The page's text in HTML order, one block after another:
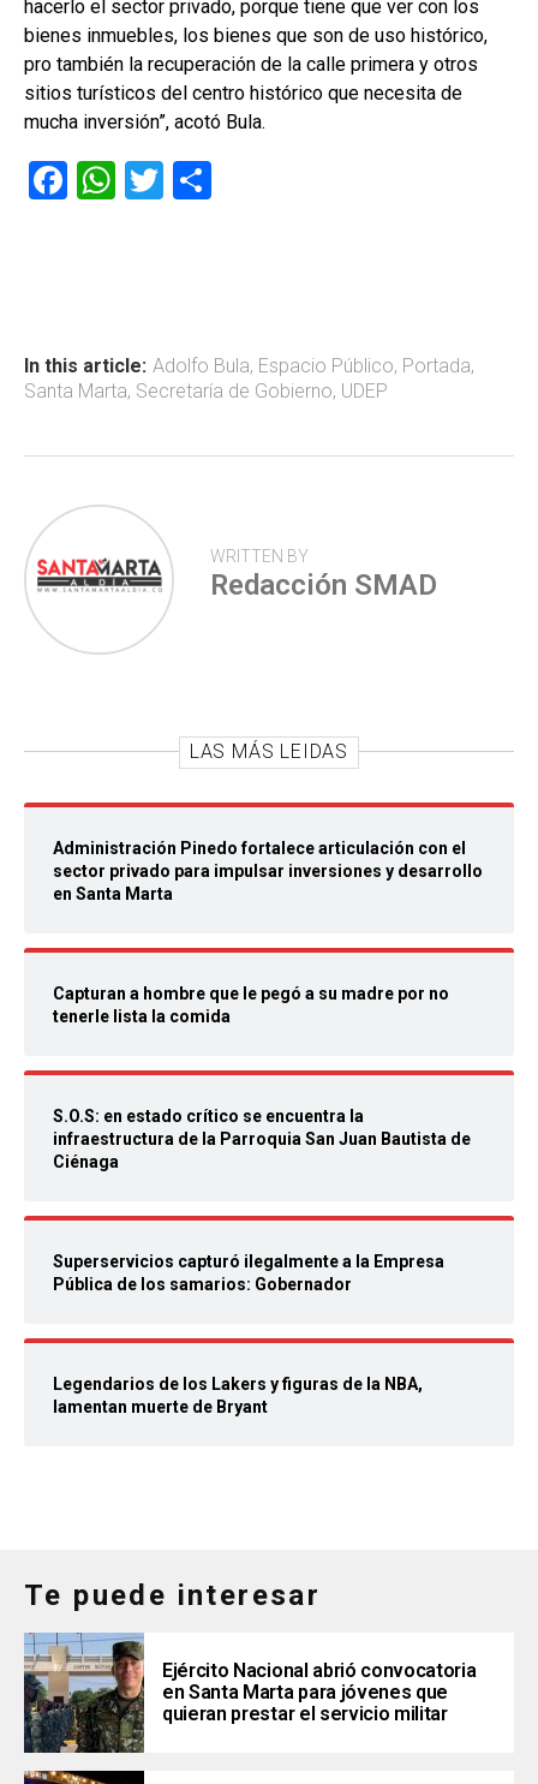
hacerlo el sector privado, porque tiene que ver con los
bienes inmuebles, los bienes que son de uso histórico,
pro también la recuperación de la calle primera y otros
sitios turísticos del centro histórico que necesita de
mucha inversión”, acotó Bula.
F
ok
W
p
p
T
tir
In this article: Adolfo Bula, Espacio Público, Portada,
Santa Marta, Secretaría de Gobierno, UDEP
WRITTEN BY
Redacción SMAD
LAS MÁS LEIDAS
Administración Pinedo fortalece articulación con el
sector privado para impulsar inversiones y desarrollo
en Santa Marta
Capturan a hombre que le pegó a su madre por no
tenerle lista la comida
S.O.S: en estado crítico se encuentra la
infraestructura de la Parroquia San Juan Bautista de
Ciénaga
Superservicios capturó ilegalmente a la Empresa
Pública de los samarios: Gobernador
Legendarios de los Lakers y figuras de la NBA,
lamentan muerte de Bryant
Te puede interesar
Ejército Nacional abrió convocatoria
en Santa Marta para jóvenes que
quieran prestar el servicio militar